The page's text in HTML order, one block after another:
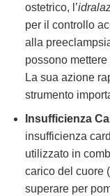
ostetrico, l’
per il controllo
alla
possono
La sua azione
strumento
Insufficienza
insufficienza
utilizzato in
carico del cuore
superare per